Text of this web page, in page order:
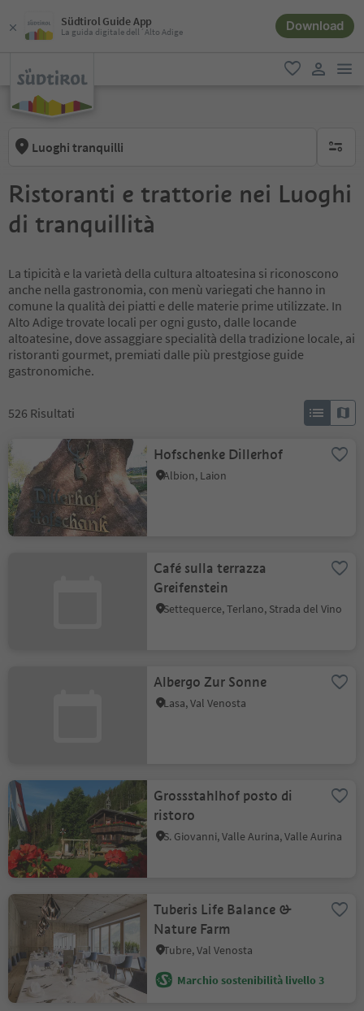
Südtirol Guide App
La guida digitale dell´Alto Adige Download
favoriti
Luoghi tranquilli
Ristoranti e trattorie nei Luoghi
di tranquillità
La tipicità e la varietà della cultura altoatesina si riconoscono
anche nella gastronomia, con menù variegati che hanno in
comune la qualità dei piatti e delle materie prime utilizzate. In
Alto Adige trovate locali per ogni gusto, dalle locande
altoatesine, dove assaggiare specialità della tradizione locale, ai
ristoranti gourmet, premiati dalle più prestgiose guide
gastronomiche.
526 Risultati
Hofschenke Dillerhof
Albion, Laion
Café sulla terrazza
Greifenstein
Settequerce, Terlano, Strada del Vino
Albergo Zur Sonne
Lasa, Val Venosta
Grossstahlhof posto di
ristoro
S. Giovanni, Valle Aurina, Valle Aurina
Tuberis Life Balance &
Nature Farm
Tubre, Val Venosta
Marchio sostenibilità livello 3